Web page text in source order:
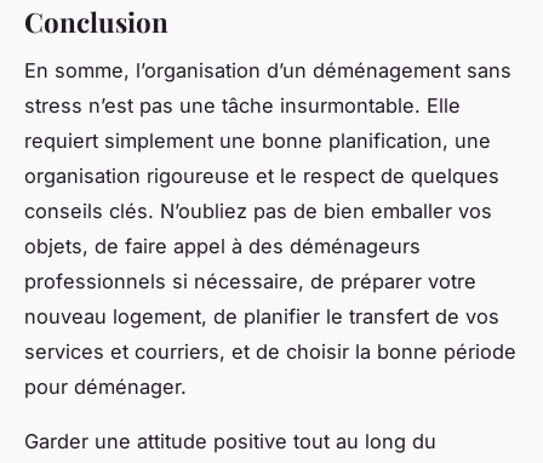
Conclusion
En somme, l’organisation d’un déménagement sans
stress n’est pas une tâche insurmontable. Elle
requiert simplement une bonne planification, une
organisation rigoureuse et le respect de quelques
conseils clés. N’oubliez pas de bien emballer vos
objets, de faire appel à des déménageurs
professionnels si nécessaire, de préparer votre
nouveau logement, de planifier le transfert de vos
services et courriers, et de choisir la bonne période
pour déménager.
Garder une attitude positive tout au long du